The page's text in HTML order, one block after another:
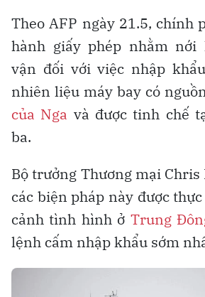
Theo AFP ngày 21.5, chính
hành giấy phép nhằm nới
vận đối với việc nhập
nhiên liệu máy bay có
của Nga và được tinh chế
ba.
Bộ trưởng Thương mại
các biện pháp này được
cảnh tình hình ở Trung
lệnh cấm nhập khẩu sớm